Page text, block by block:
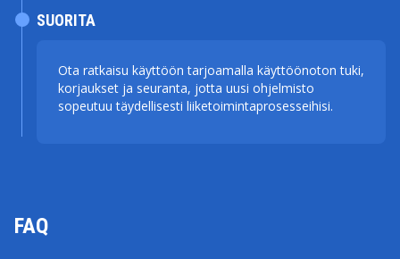
Ota ratkaisu käyttöön tarjoamalla käyttöönoton tuki,
korjaukset ja seuranta, jotta uusi ohjelmisto
sopeutuu täydellisesti liiketoimintaprosesseihisi.
SUORITA
FAQ